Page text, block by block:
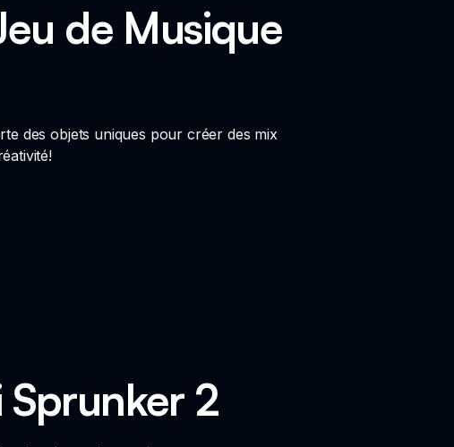
de Musique
des objets uniques pour créer des mix
2